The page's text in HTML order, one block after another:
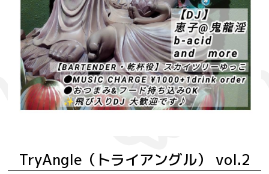
TryAngle（トライアングル） vol.2